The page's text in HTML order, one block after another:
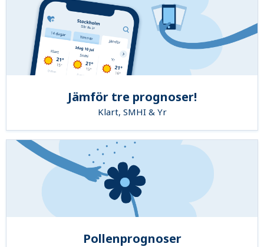
Jämför tre prognoser!
Klart, SMHI & Yr
Pollenprognoser